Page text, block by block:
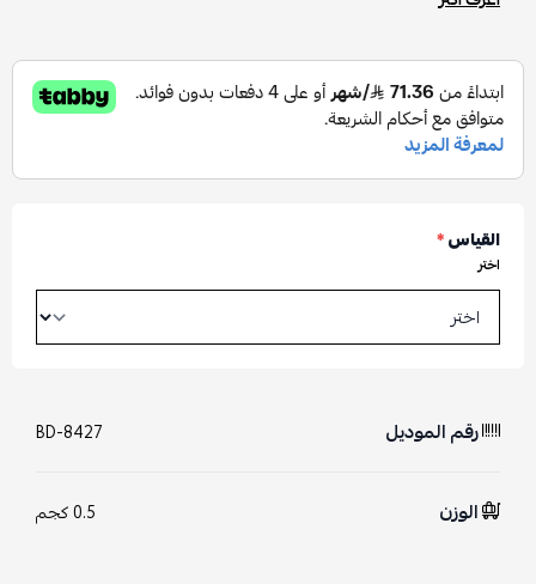
القياس*
اختر
رقم الموديل BD-8427
الوزن 0.5 كجم